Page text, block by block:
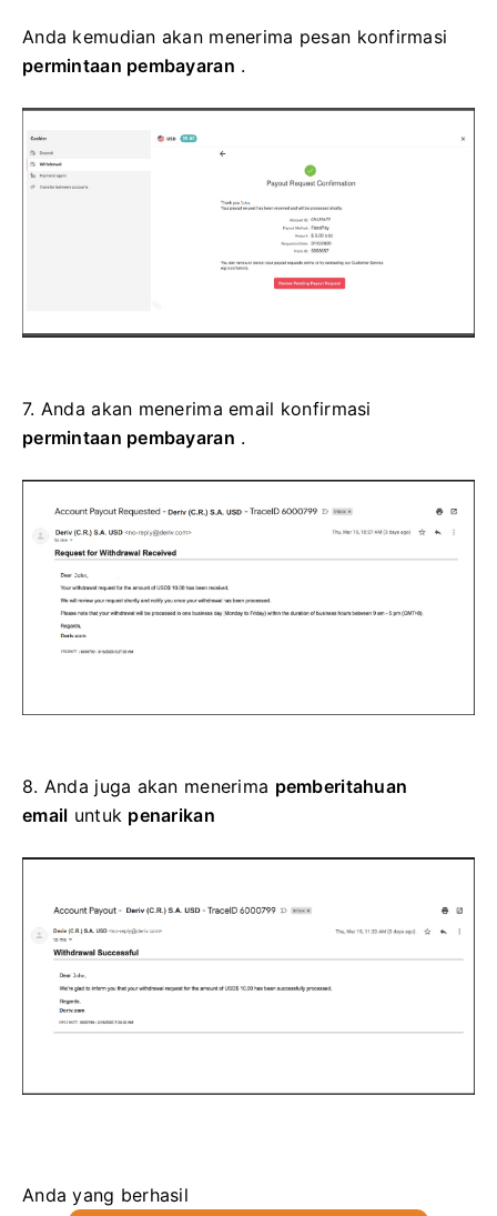
Anda kemudian akan menerima pesan konfirmasi
permintaan pembayaran .
7. Anda akan menerima email konfirmasi
permintaan pembayaran .
8. Anda juga akan menerima pemberitahuan
email untuk penarikan
Anda yang berhasil